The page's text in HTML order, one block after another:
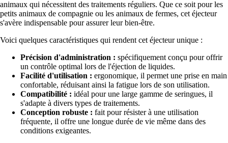
animaux qui nécessitent des traitements réguliers. Que ce soit pour les
petits animaux de compagnie ou les animaux de fermes, cet éjecteur
s'avère indispensable pour assurer leur bien-être.
Voici quelques caractéristiques qui rendent cet éjecteur unique :
Précision d'administration : spécifiquement conçu pour offrir
un contrôle optimal lors de l'éjection de liquides.
Facilité d'utilisation : ergonomique, il permet une prise en main
confortable, réduisant ainsi la fatigue lors de son utilisation.
Compatibilité : idéal pour une large gamme de seringues, il
s'adapte à divers types de traitements.
Conception robuste : fait pour résister à une utilisation
fréquente, il offre une longue durée de vie même dans des
conditions exigeantes.